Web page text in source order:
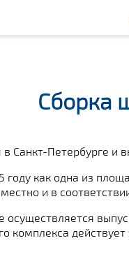
Сборка
Санкт-Петербурге
как одна из
и в
комплекса